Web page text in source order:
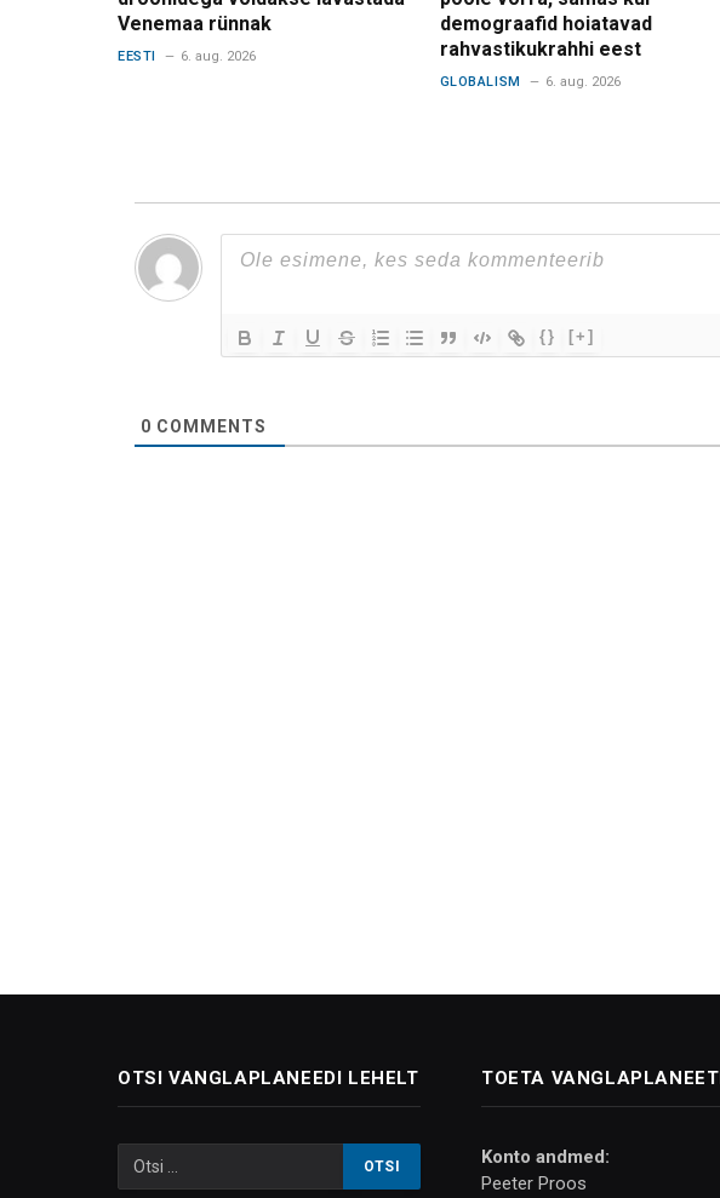
Venemaa rünnak
EESTI 6. aug. 2026
demograafid hoiatavad
rahvastikukrahhi eest
GLOBALISM 6. aug. 2026
{} [+]
0 COMMENTS
OTSI VANGLAPLANEEDI LEHELT TOETA VANGLAPLANEETI
Konto andmed:
Peeter Proos